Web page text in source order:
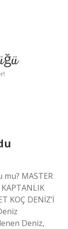
MASTER
KOÇ DENİZ’İ
Deniz,